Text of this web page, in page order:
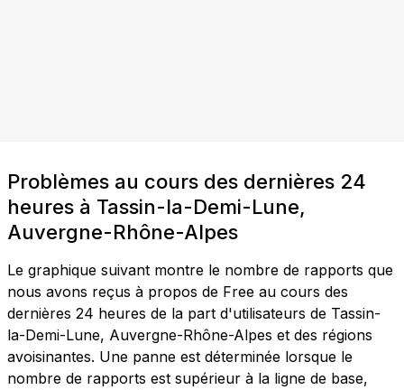
Problèmes au cours des dernières 24
heures à Tassin-la-Demi-Lune,
Auvergne-Rhône-Alpes
Le graphique suivant montre le nombre de rapports que
nous avons reçus à propos de Free au cours des
dernières 24 heures de la part d'utilisateurs de Tassin-
la-Demi-Lune, Auvergne-Rhône-Alpes et des régions
avoisinantes. Une panne est déterminée lorsque le
nombre de rapports est supérieur à la ligne de base,